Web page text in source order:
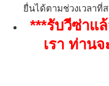
ยื่นได้ตามช่วงเวลาที่
***รับวีซ่าแ
เรา ท่าน